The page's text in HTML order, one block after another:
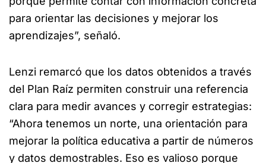
para orientar las decisiones y mejorar los
aprendizajes”, señaló.
Lenzi remarcó que los datos obtenidos a través
del Plan Raíz permiten construir una referencia
clara para medir avances y corregir estrategias:
“Ahora tenemos un norte, una orientación para
mejorar la política educativa a partir de números
y datos demostrables. Eso es valioso porque